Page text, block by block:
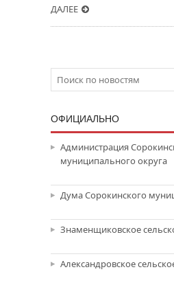
ДАЛЕЕ
ОФИЦИАЛЬНО
Администрация
муниципального округа
Дума Сорокинского
Знаменщиковское
Александровское